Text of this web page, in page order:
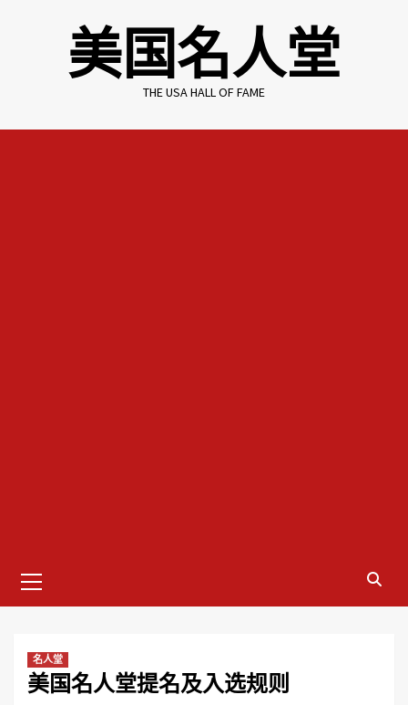
美国名人堂
THE USA HALL OF FAME
Menu
名人堂
美国名人堂提名及入选规则